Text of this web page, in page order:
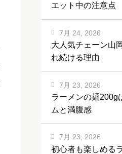
エット中の注意点
大人気チェーン山
れ続ける理由
7月 24, 2026
ラーメンの麺200g
ムと満腹感
7月 23, 2026
初心者も楽しめる
7月 23, 2026